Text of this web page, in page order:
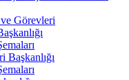
ve Görevleri
Başkanlığı